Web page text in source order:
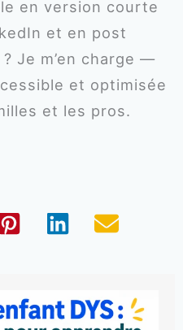
en version courte
et en post
Je m’en charge —
et optimisée
et les pros.